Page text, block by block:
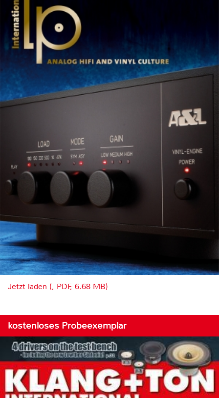
Jetzt laden (, PDF, 6.68 MB)
kostenloses Probeexemplar